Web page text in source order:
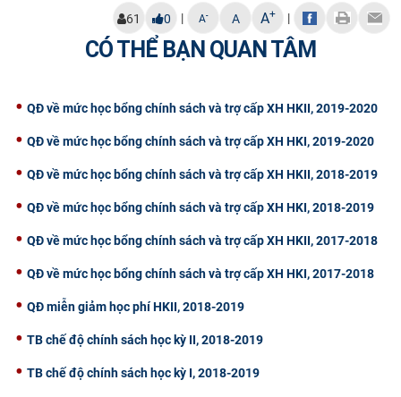
CỰU NGƯỜI HỌC
61 0 | A- A A+ |
CÓ THỂ BẠN QUAN TÂM
QĐ về mức học bổng chính sách và trợ cấp XH HKII, 2019-2020
QĐ về mức học bổng chính sách và trợ cấp XH HKI, 2019-2020
QĐ về mức học bổng chính sách và trợ cấp XH HKII, 2018-2019
QĐ về mức học bổng chính sách và trợ cấp XH HKI, 2018-2019
QĐ về mức học bổng chính sách và trợ cấp XH HKII, 2017-2018
QĐ về mức học bổng chính sách và trợ cấp XH HKI, 2017-2018
QĐ miễn giảm học phí HKII, 2018-2019
TB chế độ chính sách học kỳ II, 2018-2019
TB chế độ chính sách học kỳ I, 2018-2019